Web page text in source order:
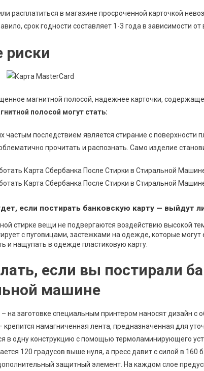
расплатиться в магазине просроченной карточкой
срок годности составляет 1-3 года в зависимости от
риски
магнитной полосой, надежнее карточки,
полосой могут стать:
частым последствием является стирание с
прочитать и распознать. Само изделие
если постирать банковскую карту — выйдут
стирке вещи не подвергаются воздействию высокой
с пуговицами, застежками на одежде, которые могут
и нащупать в одежде пластиковую карту.
если вы постирали
машине
на заготовке специальным принтером наносят дизайн с
крепится намагниченная лента, предназначенная для
в одну конструкцию с помощью термоламинирующего
120 градусов выше нуля, а пресс давит с силой в 160
защитный элемент. На каждом слое